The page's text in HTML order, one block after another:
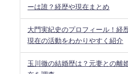
ーは誰？経歴や現在まとめ
大門実紀史のプロフィール！経
現在の活動をわかりやすく紹介
玉川徹の結婚歴は？元妻との離